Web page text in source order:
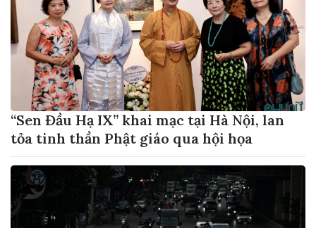
“Sen Đầu Hạ IX” khai mạc tại Hà Nội, lan
tỏa tinh thần Phật giáo qua hội họa